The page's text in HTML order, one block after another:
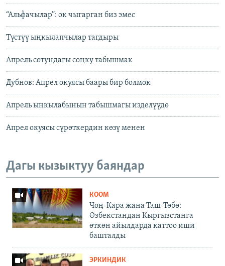
“Альфачылар”: ок чыгарган биз эмес
Түстүү ыңкылапчылар тагдыры
Апрель сотундагы соңку табышмак
Дубнов: Апрел окуясы баары бир болмок
Апрель ыңкылабынын табышмагы изделүүдө
Апрел окуясы сүрөткердин көзү менен
Дагы кызыктуу баяндар
КООМ
Чоң-Кара жана Таш-Төбө:
Өзбекстандан Кыргызстанга
өткөн айылдарда каттоо иши
башталды
ЭРКИНДИК